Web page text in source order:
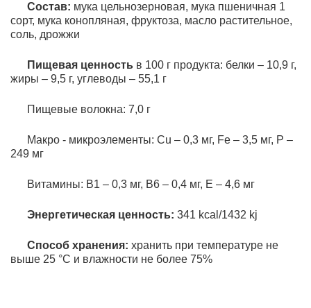
Состав: мука цельнозерновая, мука пшеничная 1
сорт, мука конопляная, фруктоза, масло растительное,
соль, дрожжи
Пищевая ценность в 100 г продукта: белки – 10,9 г,
жиры – 9,5 г, углеводы – 55,1 г
Пищевые волокна: 7,0 г
Макро - микроэлементы: Cu – 0,3 мг, Fe – 3,5 мг, P –
249 мг
Витамины: В1 – 0,3 мг, В6 – 0,4 мг, Е – 4,6 мг
Энергетическая ценность: 341 kcal/1432 kj
Способ хранения: хранить при температуре не
выше 25 °C и влажности не более 75%